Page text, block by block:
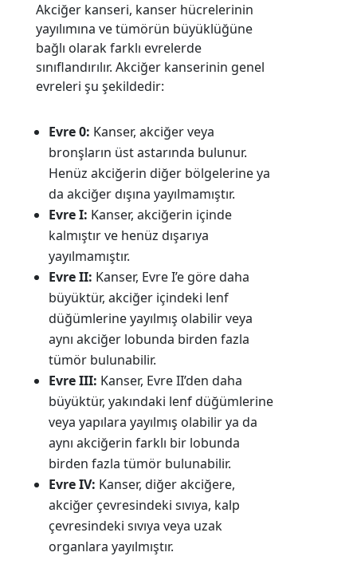
Akciğer kanseri, kanser hücrelerinin
yayılımına ve tümörün büyüklüğüne
bağlı olarak farklı evrelerde
sınıflandırılır. Akciğer kanserinin genel
evreleri şu şekildedir:
Evre 0: Kanser, akciğer veya
bronşların üst astarında bulunur.
Henüz akciğerin diğer bölgelerine ya
da akciğer dışına yayılmamıştır.
Evre I: Kanser, akciğerin içinde
kalmıştır ve henüz dışarıya
yayılmamıştır.
Evre II: Kanser, Evre I’e göre daha
büyüktür, akciğer içindeki lenf
düğümlerine yayılmış olabilir veya
aynı akciğer lobunda birden fazla
tümör bulunabilir.
Evre III: Kanser, Evre II’den daha
büyüktür, yakındaki lenf düğümlerine
veya yapılara yayılmış olabilir ya da
aynı akciğerin farklı bir lobunda
birden fazla tümör bulunabilir.
Evre IV: Kanser, diğer akciğere,
akciğer çevresindeki sıvıya, kalp
çevresindeki sıvıya veya uzak
organlara yayılmıştır.